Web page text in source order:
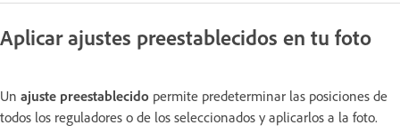
Aplicar ajustes preestablecidos en tu foto
Un ajuste preestablecido permite predeterminar las posiciones de
todos los reguladores o de los seleccionados y aplicarlos a la foto.